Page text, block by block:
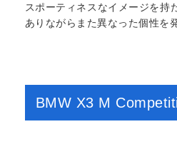
スポーティネスなイメージを持
ありながらまた異なった個性を
BMW X3 M